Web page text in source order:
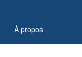
À propos